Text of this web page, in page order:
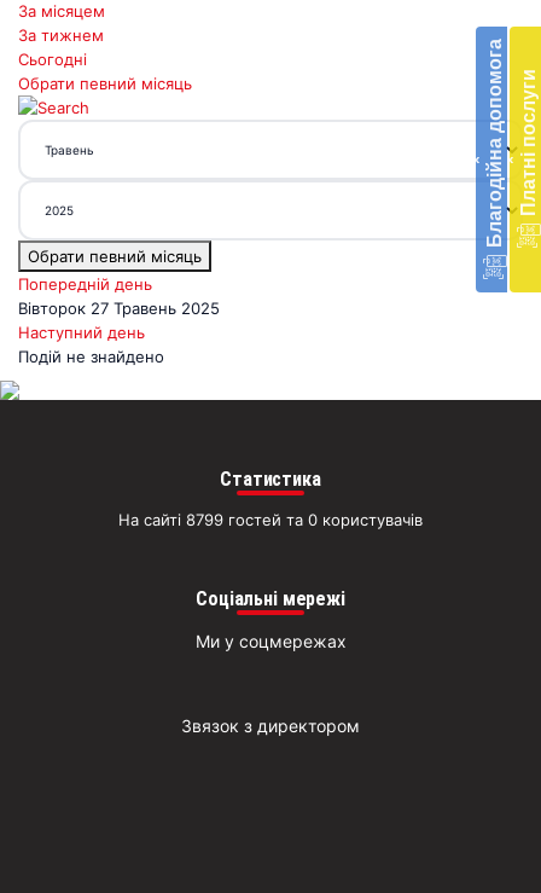
‹ Благодійна допомогав
‹ Платні послуги
За місяцем
За тижнем
Сьогодні
Обрати певний місяць
Обрати певний місяць
Попередній день
Вівторок 27 Травень 2025
Наступний день
Подій не знайдено
Статистика
На сайті 8799 гостей та 0 користувачів
Соціальні мережі
Ми у соцмережах
Звязок з директором